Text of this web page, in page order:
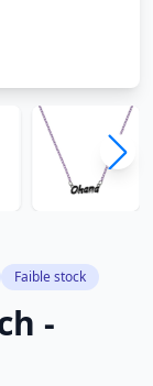
Faible stock
-